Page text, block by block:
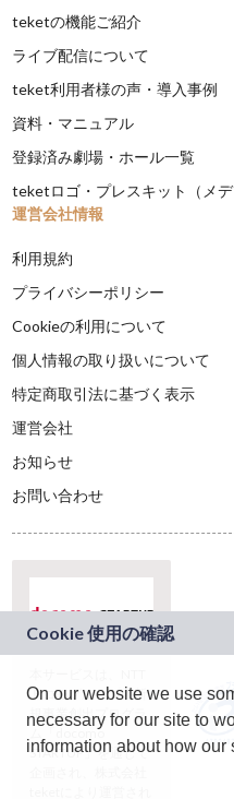
teketの機能ご紹介
ライブ配信について
teket利用者様の声・導入事例
資料・マニュアル
登録済み劇場・ホール一覧
teketロゴ・プレスキット（メデ
運営会社情報
利用規約
プライバシーポリシー
Cookieの利用について
個人情報の取り扱いについて
特定商取引法に基づく表示
運営会社
お知らせ
お問い合わせ
ドコモグループの新
規事業創出プログラ
ム「docomo
STARTUP」を通じて
On our website we use
necessary for our site to
information about how our